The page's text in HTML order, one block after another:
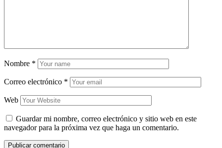
Nombre *
Correo electrónico *
Web
Guardar mi nombre, correo electrónico y sitio web en este
navegador para la próxima vez que haga un comentario.